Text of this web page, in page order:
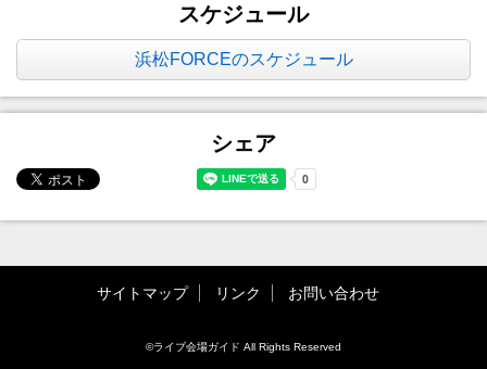
スケジュール
浜松FORCEのスケジュール
シェア
サイトマップ リンク お問い合わせ
©ライブ会場ガイド All Rights Reserved